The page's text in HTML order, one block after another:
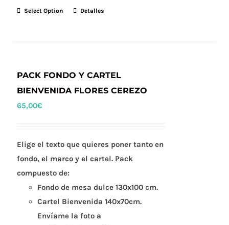
Select Option Detalles
PACK FONDO Y CARTEL
BIENVENIDA FLORES CEREZO
65,00€
Elige el texto que quieres poner tanto en
fondo, el marco y el cartel. Pack
compuesto de:
Fondo de mesa dulce 130x100 cm.
Cartel Bienvenida 140x70cm.
Envíame la foto a